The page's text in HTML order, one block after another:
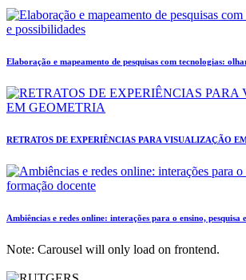
Elaboração e mapeamento de pesquisas com tecnologias:
RETRATOS DE EXPERIÊNCIAS PARA VISUALIZAÇÃO
Ambiências e redes online: interações para o ensino, pesquisa
Note: Carousel will only load on frontend.